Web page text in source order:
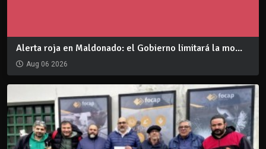
Alerta roja en Maldonado: el Gobierno limitará la mo...
Aug 06 2026